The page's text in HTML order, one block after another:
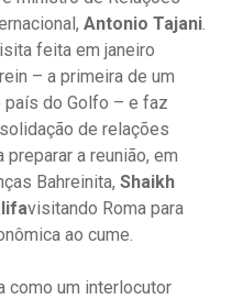
Antonio Tajani
feita em janeiro
– a primeira de um
país do Golfo – e faz
de relações
a reunião, em
Bahreinita, Shaikh
visitando Roma para
ao cume.
como um interlocutor